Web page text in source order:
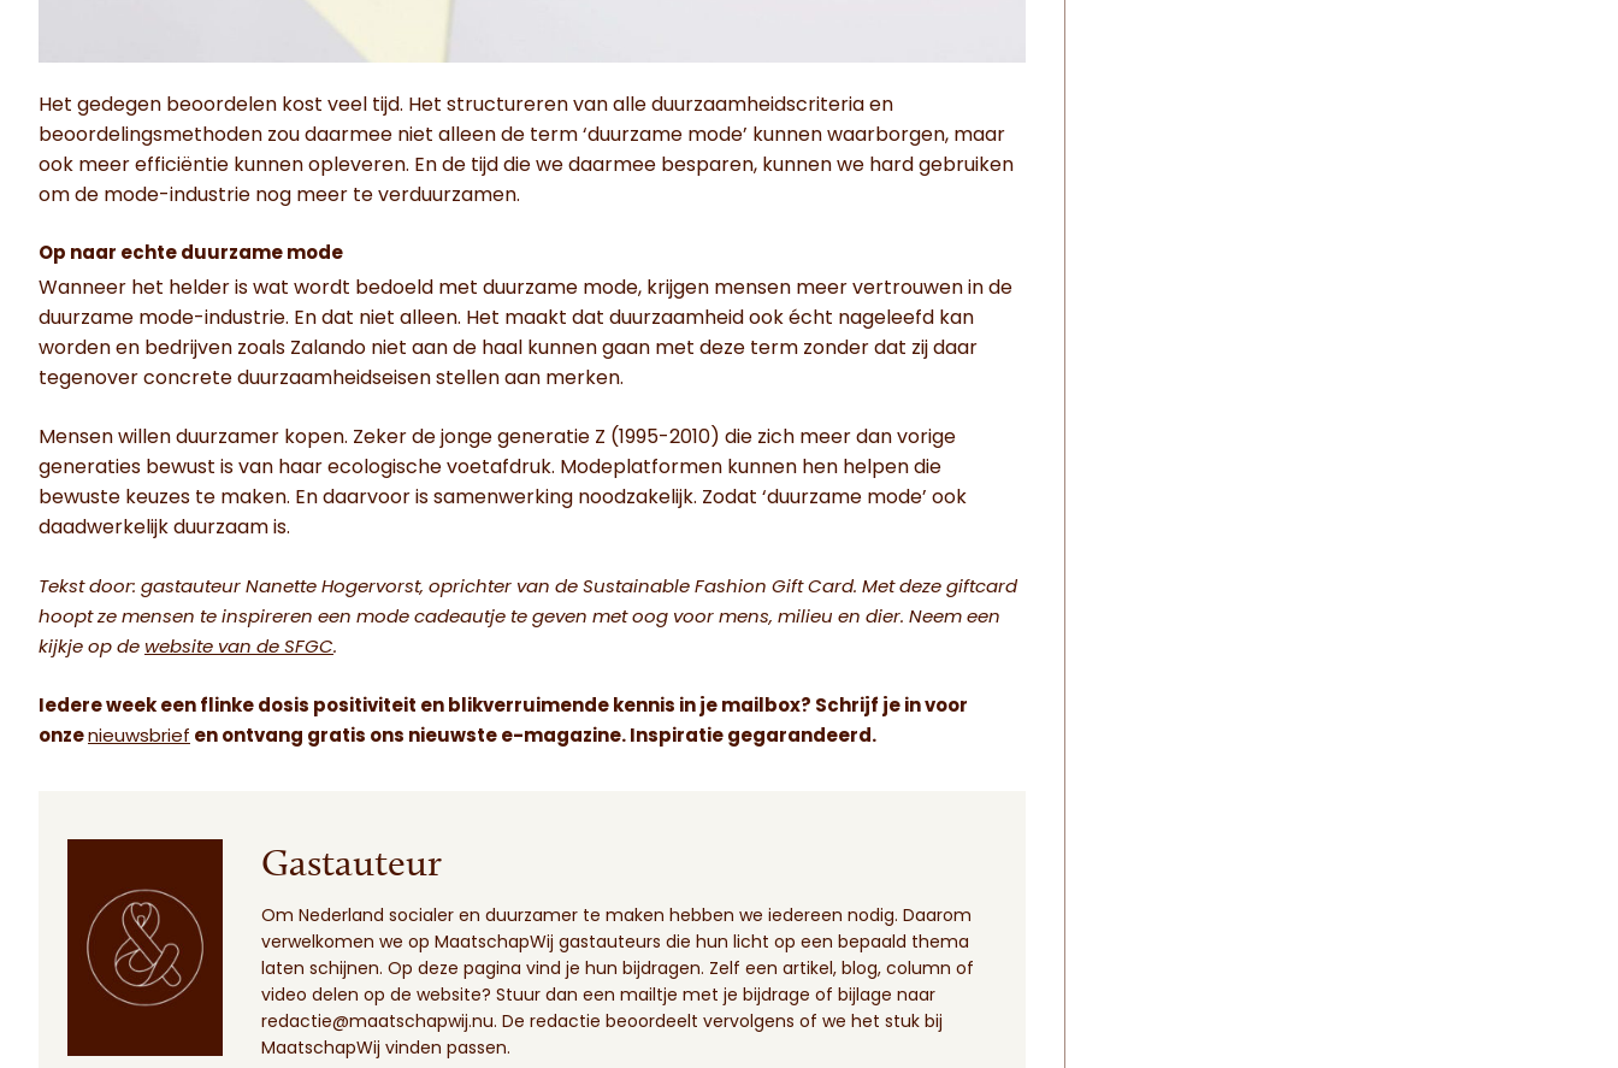
Het gedegen beoordelen kost veel tijd. Het structureren van alle duurzaamheidscriteria en
beoordelingsmethoden zou daarmee niet alleen de term ‘duurzame mode’ kunnen waarborgen, maar
ook meer efficiëntie kunnen opleveren. En de tijd die we daarmee besparen, kunnen we hard gebruiken
om de mode-industrie nog meer te verduurzamen.
Op naar echte duurzame mode
Wanneer het helder is wat wordt bedoeld met duurzame mode, krijgen mensen meer vertrouwen in de
duurzame mode-industrie. En dat niet alleen. Het maakt dat duurzaamheid ook écht nageleefd kan
worden en bedrijven zoals Zalando niet aan de haal kunnen gaan met deze term zonder dat zij daar
tegenover concrete duurzaamheidseisen stellen aan merken.
Mensen willen duurzamer kopen. Zeker de jonge generatie Z (1995-2010) die zich meer dan vorige
generaties bewust is van haar ecologische voetafdruk. Modeplatformen kunnen hen helpen die
bewuste keuzes te maken. En daarvoor is samenwerking noodzakelijk. Zodat ‘duurzame mode’ ook
daadwerkelijk duurzaam is.
Tekst door: gastauteur Nanette Hogervorst, oprichter van de Sustainable Fashion Gift Card. Met deze giftcard
hoopt ze mensen te inspireren een mode cadeautje te geven met oog voor mens, milieu en dier. Neem een
kijkje op de website van de SFGC.
Iedere week een flinke dosis positiviteit en blikverruimende kennis in je mailbox? Schrijf je in voor
onze nieuwsbrief en ontvang gratis ons nieuwste e-magazine. Inspiratie gegarandeerd.
Gastauteur
Om Nederland socialer en duurzamer te maken hebben we iedereen nodig. Daarom
verwelkomen we op MaatschapWij gastauteurs die hun licht op een bepaald thema
laten schijnen. Op deze pagina vind je hun bijdragen. Zelf een artikel, blog, column of
video delen op de website? Stuur dan een mailtje met je bijdrage of bijlage naar
redactie@maatschapwij.nu. De redactie beoordeelt vervolgens of we het stuk bij
MaatschapWij vinden passen.